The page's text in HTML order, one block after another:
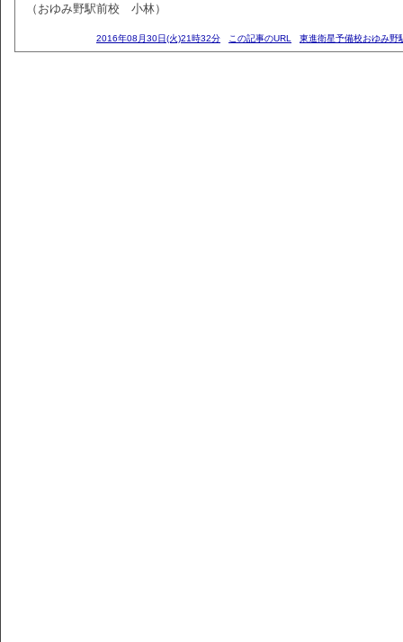
（おゆみ野駅前校 小林）
2016年08月30日(火)21時32分 この記事のURL 東進衛星予備校おゆみ野